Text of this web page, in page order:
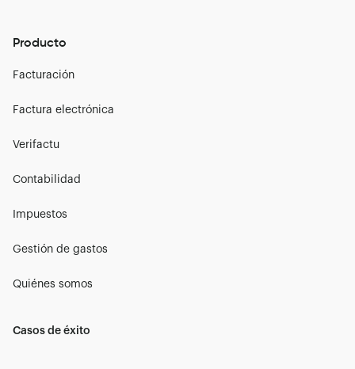
Producto
Facturación
Factura electrónica
Verifactu
Contabilidad
Impuestos
Gestión de gastos
Quiénes somos
Casos de éxito